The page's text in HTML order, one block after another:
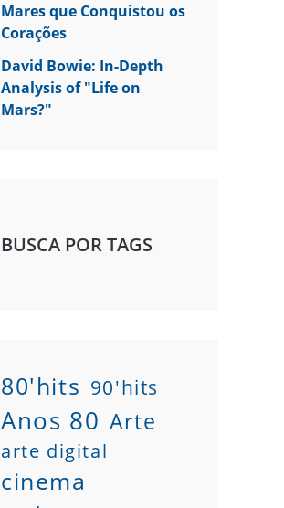
Mares que Conquistou os
Corações
David Bowie: In-Depth
Analysis of "Life on
Mars?"
BUSCA POR TAGS
80'hits 90'hits
Anos 80 Arte
arte digital
cinema